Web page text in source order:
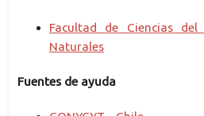
Facultad de Ciencias
Naturales
Fuentes de ayuda